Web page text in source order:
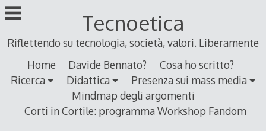
Skip
to
Tecnoetica
Riflettendo su tecnologia, società, valori. Liberamente
Home
Davide Bennato?
Cosa ho scritto?
Ricerca
Didattica
Presenza sui mass media
Mindmap degli argomenti
Corti in Cortile: programma Workshop Fandom